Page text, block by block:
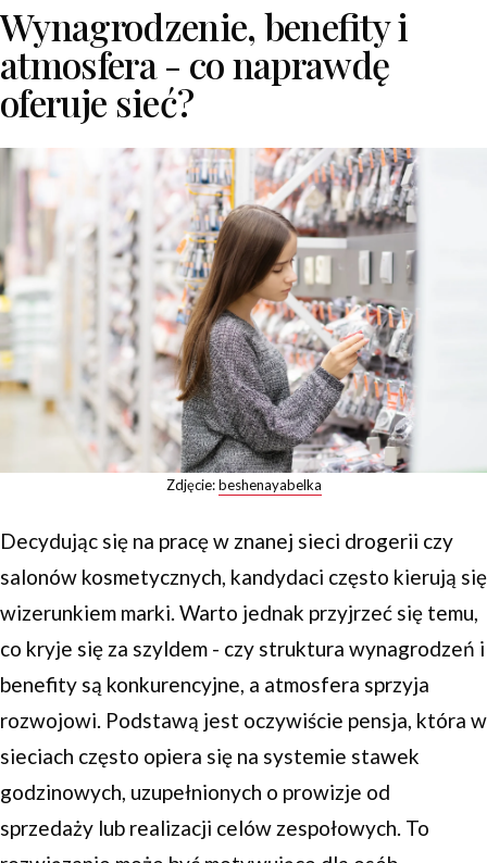
Wynagrodzenie, benefity i
atmosfera - co naprawdę
oferuje sieć?
Zdjęcie:beshenayabelka
Decydując się na pracę w znanej sieci drogerii czy
salonów kosmetycznych, kandydaci często kierują się
wizerunkiem marki. Warto jednak przyjrzeć się temu,
co kryje się za szyldem - czy struktura wynagrodzeń i
benefity są konkurencyjne, a atmosfera sprzyja
rozwojowi. Podstawą jest oczywiście pensja, która w
sieciach często opiera się na systemie stawek
godzinowych, uzupełnionych o prowizje od
sprzedaży lub realizacji celów zespołowych. To